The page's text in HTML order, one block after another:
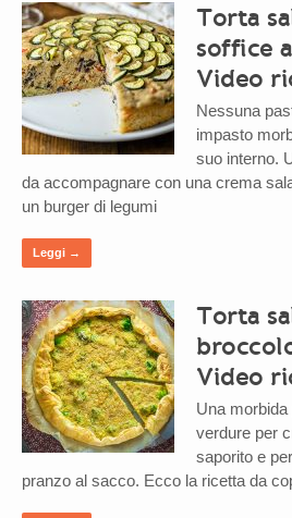
Torta
soffice
Video
Nessuna
impasto
suo interno.
da accompagnare con una crema
un burger di legumi
Leggi →
Torta
Video
Una
verdure per
saporito e
pranzo al sacco. Ecco la ricetta da